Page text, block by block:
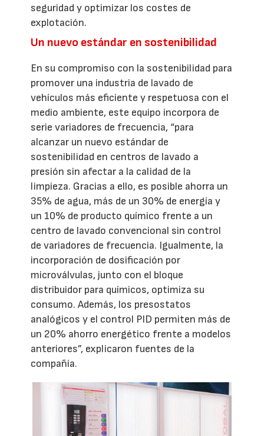
seguridad y optimizar los costes de
explotación.
Un nuevo estándar en sostenibilidad
En su compromiso con la sostenibilidad para
promover una industria de lavado de
vehículos más eficiente y respetuosa con el
medio ambiente, este equipo incorpora de
serie variadores de frecuencia, “para
alcanzar un nuevo estándar de
sostenibilidad en centros de lavado a
presión sin afectar a la calidad de la
limpieza. Gracias a ello, es posible ahorra un
35% de agua, más de un 30% de energía y
un 10% de producto químico frente a un
centro de lavado convencional sin control
de variadores de frecuencia. Igualmente, la
incorporación de dosificación por
microválvulas, junto con el bloque
distribuidor para químicos, optimiza su
consumo. Además, los presostatos
analógicos y el control PID permiten más de
un 20% ahorro energético frente a modelos
anteriores”, explicaron fuentes de la
compañía.